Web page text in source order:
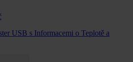
USB s Informacemi o Teplotě a